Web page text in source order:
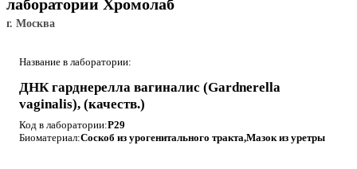
лаборатории Хромолаб
г. Москва
Название в лаборатории:
ДНК гарднерелла вагиналис (Gardnerella
vaginalis), (качеств.)
Код в лаборатории:P29
Биоматериал:Соскоб из урогенитального тракта,Мазок из уретры